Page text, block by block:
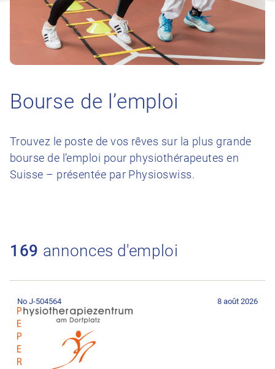
Bourse de l’emploi
Trouvez le poste de vos rêves sur la plus grande
bourse de l’emploi pour physiothérapeutes en
Suisse – présentée par Physioswiss.
169 annonces d'emploi
No J-504564 8 août 2026